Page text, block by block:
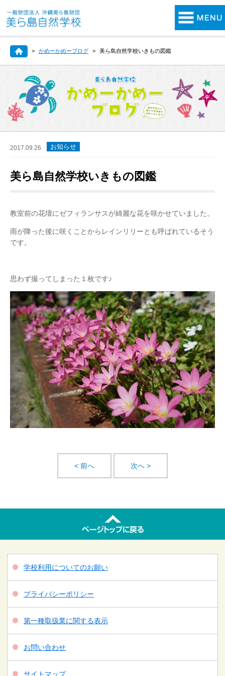
かめーかめーブログ 美ら島自然学校いきもの図鑑
2017.09.26 お知らせ
美ら島自然学校いきもの図鑑
教室前の花壇にゼフィランサスが綺麗な花を咲かせていました。
雨が降った後に咲くことからレインリリーとも呼ばれているそう
です。
思わず撮ってしまった１枚です♪
< 前へ 次へ >
学校利用についてのお願い
プライバシーポリシー
第一種取扱業に関する表示
お問い合わせ
サイトマップ